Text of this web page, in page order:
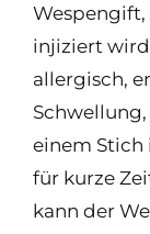
Wespengift,
injiziert
allergisch,
einem Stich
für kurze
kann der